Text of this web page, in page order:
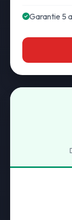
Garantie 5